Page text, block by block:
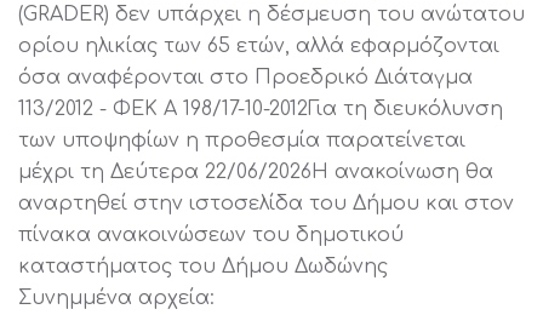
(GRADER) δεν υπάρχει η δέσμευση του ανώτατου
ορίου ηλικίας των 65 ετών, αλλά εφαρμόζονται
όσα αναφέρονται στο Προεδρικό Διάταγμα
113/2012 - ΦΕΚ A 198/17-10-2012Για τη διευκόλυνση
των υποψηφίων η προθεσμία παρατείνεται
μέχρι τη Δεύτερα 22/06/2026Η ανακοίνωση θα
αναρτηθεί στην ιστοσελίδα του Δήμου και στον
πίνακα ανακοινώσεων του δημοτικού
καταστήματος του Δήμου Δωδώνης
Συνημμένα αρχεία: